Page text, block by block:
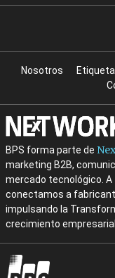
Nosotros
BPS forma parte de
marketing B2B,
mercado tecnológico.
conectamos a
impulsando la
crecimiento